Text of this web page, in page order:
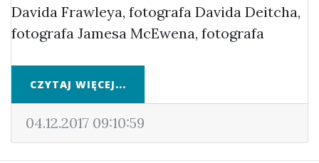
Davida Frawleya, fotografa Davida Deitcha,
fotografa Jamesa McEwena, fotografa
CZYTAJ WIĘCEJ...
04.12.2017 09:10:59